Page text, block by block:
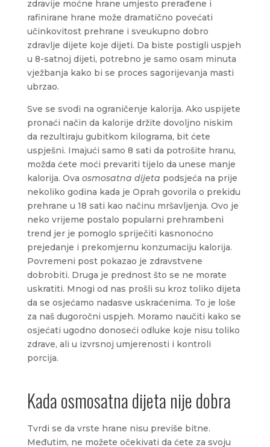
zdravije moćne hrane umjesto prerađene i
rafinirane hrane može dramatično povećati
učinkovitost prehrane i sveukupno dobro
zdravlje dijete koje dijeti. Da biste postigli uspjeh
u 8-satnoj dijeti, potrebno je samo osam minuta
vježbanja kako bi se proces sagorijevanja masti
ubrzao.
Sve se svodi na ograničenje kalorija. Ako uspijete
pronaći način da kalorije držite dovoljno niskim
da rezultiraju gubitkom kilograma, bit ćete
uspješni. Imajući samo 8 sati da potrošite hranu,
možda ćete moći prevariti tijelo da unese manje
kalorija. Ova osmosatna dijeta podsjeća na prije
nekoliko godina kada je Oprah govorila o prekidu
prehrane u 18 sati kao načinu mršavljenja. Ovo je
neko vrijeme postalo popularni prehrambeni
trend jer je pomoglo spriječiti kasnonoćno
prejedanje i prekomjernu konzumaciju kalorija.
Povremeni post pokazao je zdravstvene
dobrobiti. Druga je prednost što se ne morate
uskratiti. Mnogi od nas prošli su kroz toliko dijeta
da se osjećamo nadasve uskraćenima. To je loše
za naš dugoročni uspjeh. Moramo naučiti kako se
osjećati ugodno donoseći odluke koje nisu toliko
zdrave, ali u izvrsnoj umjerenosti i kontroli
porcija.
Kada osmosatna dijeta nije dobra
Tvrdi se da vrste hrane nisu previše bitne.
Međutim, ne možete očekivati ​​da ćete za svoju